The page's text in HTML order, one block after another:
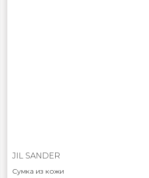
JIL SANDER
Сумка из кожи